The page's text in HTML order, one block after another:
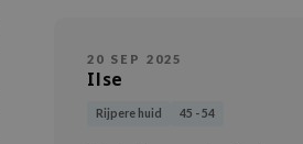
20 SEP 2025
Ilse
Rijpere huid 45 - 54